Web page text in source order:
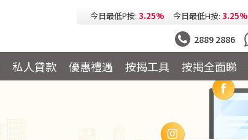
今日最低按息:2.73% 一個月HIBOR:2.61%
今日最低H按: 3.25%
2889 2886
私人貸款 優惠禮遇 按揭工具 按揭全面睇